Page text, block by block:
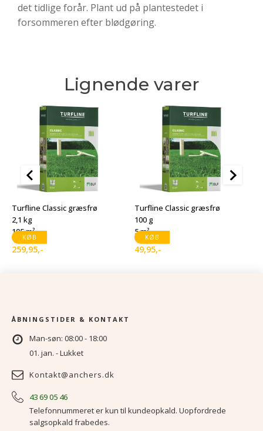
det tidlige forår. Plant ud på plantestedet i
forsommeren efter blødgøring.
Lignende varer
KØB
Turfline Classic græsfrø
2,1 kg
105 m²
259,95,-
KØB
Turfline Classic græsfrø
100 g
5 m²
49,95,-
ÅBNINGSTIDER & KONTAKT
Man-søn: 08:00 - 18:00
01. jan. - Lukket
Kontakt@anchers.dk
43 69 05 46
Telefonnummeret er kun til kundeopkald. Uopfordrede
salgsopkald frabedes.